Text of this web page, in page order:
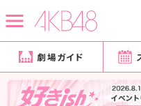
劇場ガイド